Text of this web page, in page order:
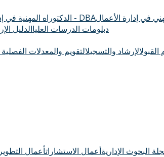
الدكتوراه المهنية في إدارة الأعمال - DBA
دبلومات الدرسات العلياالدليل
القبولالإرشاد والتسجيلالتقويم والمعدلات
البحوث الإداريةأعمال الاستشاراتأعمال التطوير